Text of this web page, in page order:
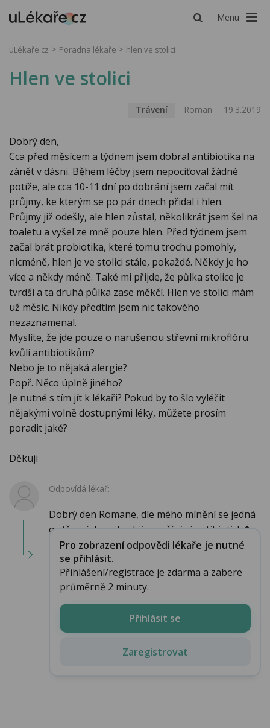
Menu
uLékaře.cz Poradna lékaře hlen ve stolici
Hlen ve stolici
Trávení Roman 19.3.2019
Dobrý den,
Cca před měsícem a týdnem jsem dobral antibiotika na
zánět v dásni. Během léčby jsem nepociťoval žádné
potíže, ale cca 10-11 dní po dobrání jsem začal mít
průjmy, ke kterým se po pár dnech přidal i hlen.
Průjmy již odešly, ale hlen zůstal, několikrát jsem šel na
toaletu a vyšel ze mně pouze hlen. Před týdnem jsem
začal brát probiotika, které tomu trochu pomohly,
nicméně, hlen je ve stolici stále, pokaždé. Někdy je ho
více a někdy méně. Také mi přijde, že půlka stolice je
tvrdší a ta druhá půlka zase měkčí. Hlen ve stolici mám
už měsíc. Nikdy předtím jsem nic takového
nezaznamenal.
Myslíte, že jde pouze o narušenou střevní mikroflóru
kvůli antibiotikům?
Nebo je to nějaká alergie?
Popř. Něco úplně jiného?
Je nutné s tím jít k lékaři? Pokud by to šlo vyléčit
nějakými volně dostupnými léky, můžete prosím
poradit jaké?
Děkuji
Odpovídá lékař:
Dobrý den Romane, dle mého mínění se jedná
o střevní dysmikrobii po užívání antibiotick�...
Pro zobrazení odpovědi lékaře je nutné
se přihlásit.
Přihlášení/registrace je zdarma a zabere
průměrně 2 minuty.
Přihlásit se
Zaregistrovat